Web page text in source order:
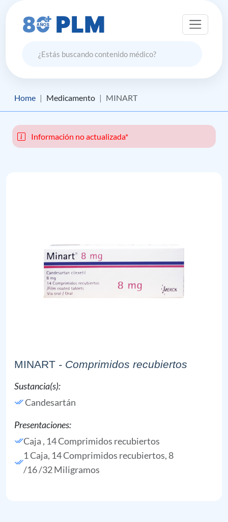
Home Medicamento MINART
Información no actualizada*
MINART - Comprimidos recubiertos
Sustancia(s):
Candesartán
Presentaciones:
Caja , 14 Comprimidos recubiertos
1 Caja, 14 Comprimidos recubiertos, 8
/16 /32 Miligramos